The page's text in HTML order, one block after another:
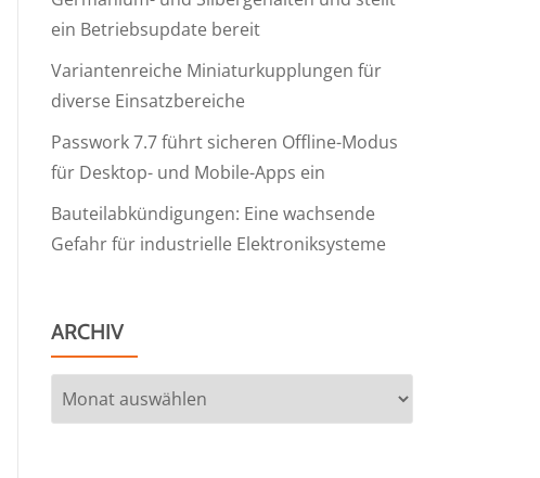
ein Betriebsupdate bereit
Variantenreiche Miniaturkupplungen für
diverse Einsatzbereiche
Passwork 7.7 führt sicheren Offline-Modus
für Desktop- und Mobile-Apps ein
Bauteilabkündigungen: Eine wachsende
Gefahr für industrielle Elektroniksysteme
ARCHIV
Archiv